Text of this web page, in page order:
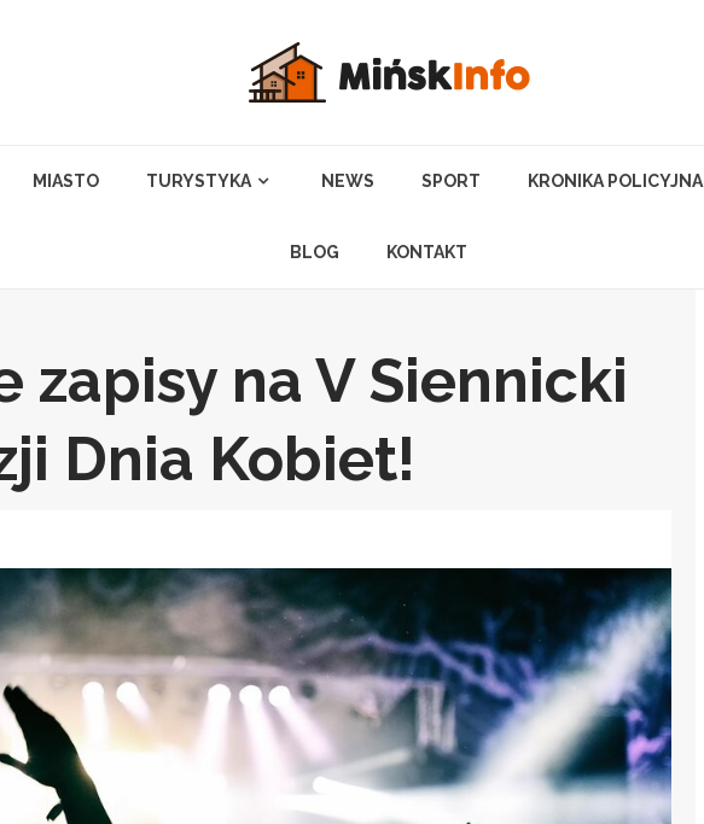
MIASTO TURYSTYKA NEWS SPORT KRONIKA POLICYJNA
BLOG KONTAKT
zapisy na V Siennicki
Dnia Kobiet!